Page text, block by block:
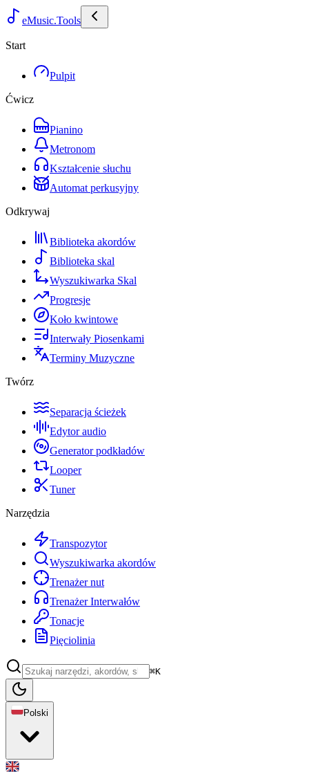
eMusic.Tools
Start
Pulpit
Ćwicz
Pianino
Metronom
Kształcenie słuchu
Automat perkusyjny
Odkrywaj
Biblioteka akordów
Biblioteka skal
Wyszukiwarka Skal
Progresje
Koło kwintowe
Interwały Piosenkami
Terminy Muzyczne
Twórz
Separacja ścieżek
Edytor audio
Generator podkładów
Looper
Tuner
Narzędzia
Transpozytor
Wyszukiwarka akordów
Trenażer nut
Trenażer Interwałów
Tonacje
Pięciolinia
⌘K
Polski